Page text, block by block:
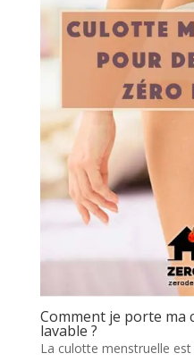
Comment je porte ma
lavable ?
La culotte menstruelle